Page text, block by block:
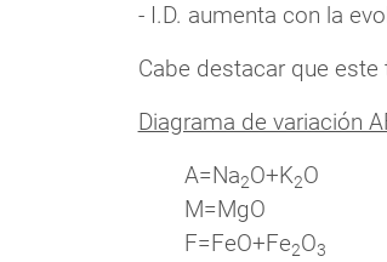
- I.D. aumenta con la
Cabe destacar que
Diagrama de variación
A=Na2O+K2O
M=MgO
F=FeO+Fe2O3